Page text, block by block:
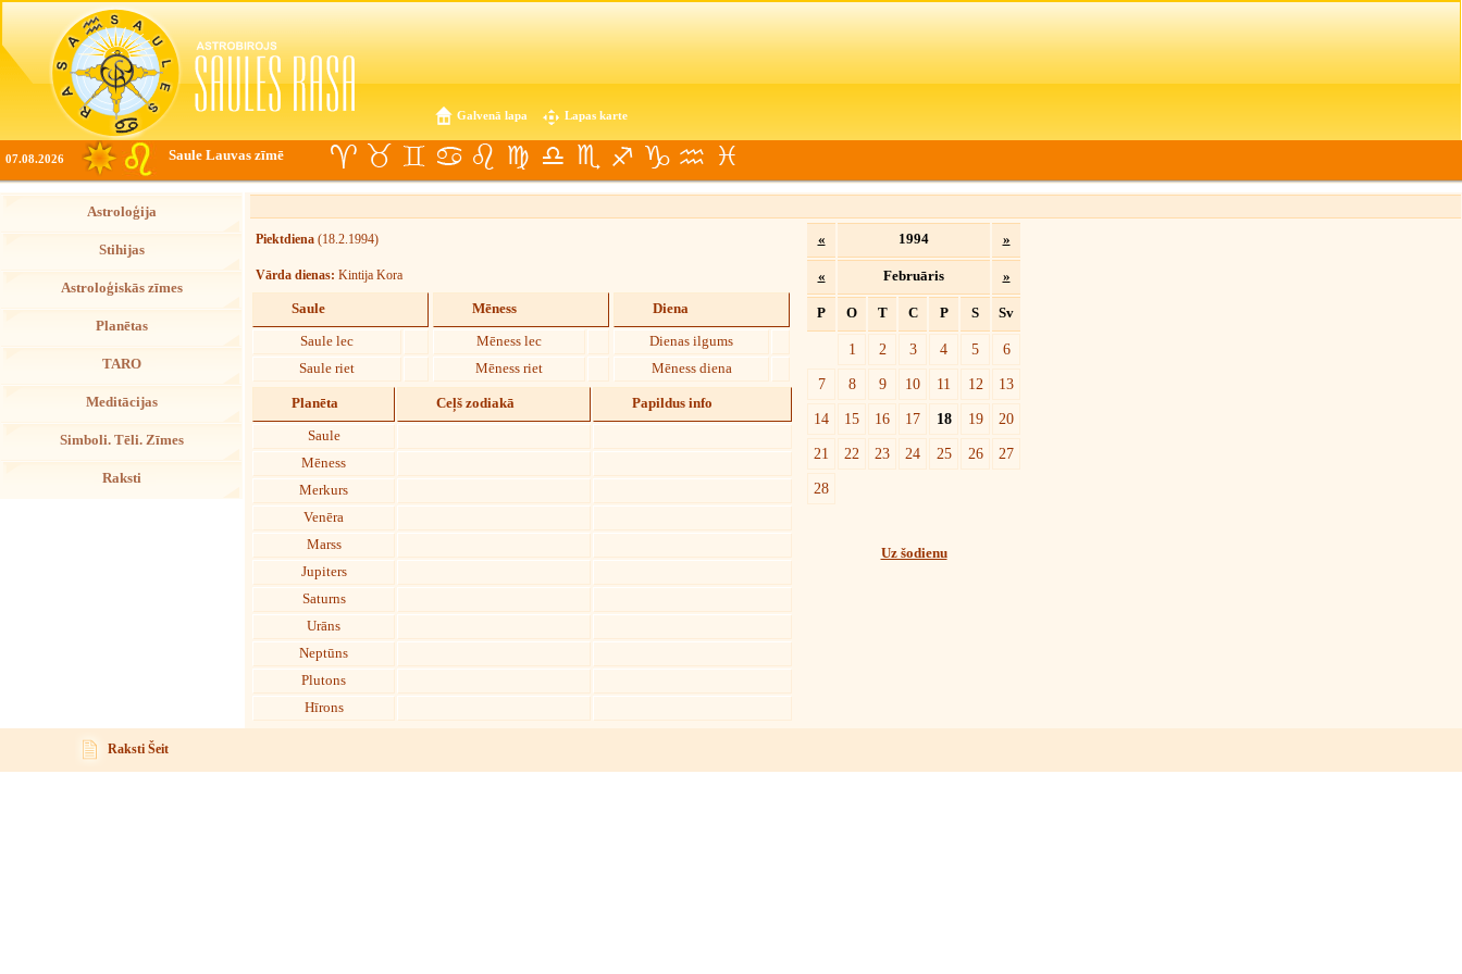
Galvenā lapa Lapas karte
07.08.2026 Saule Lauvas zīmē
Astroloģija
Stihijas
Astroloģiskās zīmes
Planētas
TARO
Meditācijas
Simboli. Tēli. Zīmes
Raksti
Piektdiena (18.2.1994)
Vārda dienas: Kintija Kora
Saule
Saule lec
Saule riet
Mēness
Mēness lec
Mēness riet
Diena
Dienas ilgums
Mēness diena
Planēta Ceļš zodiakā Papildus info
Saule
Mēness
Merkurs
Venēra
Marss
Jupiters
Saturns
Urāns
Neptūns
Plutons
Hīrons
« 1994 »
« Februāris »
P O T C P S Sv
1 2 3 4 5
6
7
8 9 10 11 12
13
14
15 16 17 18 19
20
21
22 23 24 25 26
27
28
Uz šodienu
Raksti Šeit